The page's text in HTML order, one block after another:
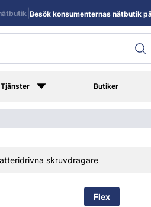
Tjänster Butiker
Besök konsumenternas nätbutik
skruvdragare
Flex